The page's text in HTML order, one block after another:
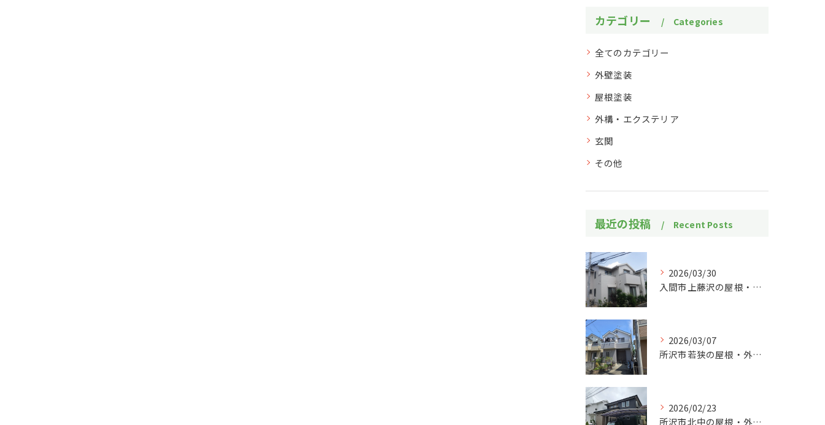
カテゴリー Categories
全てのカテゴリー
外壁塗装
屋根塗装
外構・エクステリア
玄関
その他
最近の投稿 Recent Posts
2026/03/30
入間市上藤沢の屋根・外壁塗装工事施工事例
2026/03/07
所沢市若狭の屋根・外壁塗装工事施工事例
2026/02/23
所沢市北中の屋根・外壁塗装工事施工事例